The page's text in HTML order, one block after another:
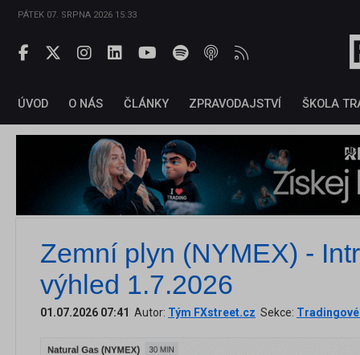
PÁTEK 07. SRPNA 2026 15:33
ÚVOD O NÁS ČLÁNKY ZPRAVODAJSTVÍ ŠKOLA
Zemní plyn (NYMEX) -
výhled 1.7.2026
01.07.2026 07:41 Autor: Tým FXstreet.cz Sekce: Tradingové